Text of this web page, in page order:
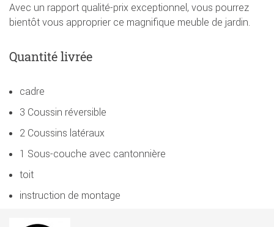
Avec un rapport qualité-prix exceptionnel, vous pourrez
bientôt vous approprier ce magnifique meuble de jardin.
Quantité livrée
cadre
3 Coussin réversible
2 Coussins latéraux
1 Sous-couche avec cantonnière
toit
instruction de montage